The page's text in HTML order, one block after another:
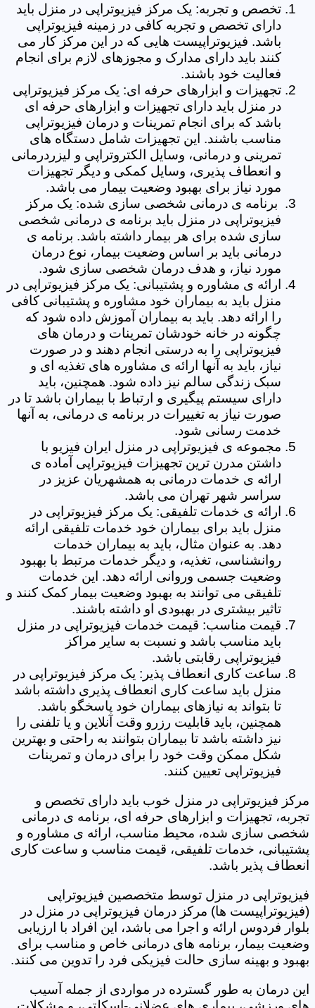
تخصص و تجربه: یک مرکز فیزیوتراپی در منزل باید
دارای تخصص و تجربه کافی در زمینه فیزیوتراپی
باشد. فیزیوتراپیست هایی که در این مرکز کار می
کنند باید دارای مدارک و مجوزهای لازم برای انجام
فعالیت خود باشند.
تجهیزات و ابزارهای حرفه ای: یک مرکز فیزیوتراپی
در منزل باید دارای تجهیزات و ابزارهای حرفه ای
باشد که برای انجام تمرینات و درمان فیزیوتراپی
مناسب باشند. این تجهیزات شامل دستگاه های
تمرینی و درمانی، وسایل الکتروتراپی و لیزردرمانی
و انعطاف پذیری، وسایل کمکی و دیگر تجهیزات
مورد نیاز برای بهبود وضعیت بیمار می باشد.
برنامه ی درمانی شخصی سازی شده: یک مرکز
فیزیوتراپی در منزل باید برنامه ی درمانی شخصی
سازی شده برای هر بیمار داشته باشد. برنامه ی
درمانی باید بر اساس وضعیت بیمار، نوع درمان
مورد نیاز، و هدف درمان شخصی سازی شود.
ارائه ی مشاوره و پشتیبانی: یک مرکز فیزیوتراپی در
منزل باید به بیماران خود مشاوره و پشتیبانی کافی
را ارائه دهد. باید به بیماران آموزش داده شود که
چگونه در خانه خودشان تمرینات و درمان های
فیزیوتراپی را به درستی انجام دهند و در صورت
نیاز، باید به آنها ارائه ی مشاوره های تغذیه ای و
سبک زندگی سالم نیز داده شود. همچنین، باید
دارای سیستم پیگیری و ارتباط با بیماران باشد تا در
صورت نیاز به تغییرات در برنامه ی درمانی، به آنها
خدمت رسانی شود.
مجموعه ی فیزیوتراپی در منزل ایران فیزیو با
داشتن مدرن ترین تجهیزات فیزیوتراپی آماده ی
ارائه ی خدمات درمانی به همشهریان عزیز در
سراسر شهر تهران می باشد.
ارائه ی خدمات تلفیقی: یک مرکز فیزیوتراپی در
منزل باید برای بیماران خود خدمات تلفیقی ارائه
دهد. به عنوان مثال، باید به بیماران خدمات
روانشناسی، تغذیه، و دیگر خدمات مرتبط با بهبود
وضعیت جسمی وروانی ارائه دهد. این خدمات
تلفیقی می توانند به بهبود وضعیت بیمار کمک کنند و
تاثیر بیشتری در بهبودی او داشته باشند.
قیمت مناسب: قیمت خدمات فیزیوتراپی در منزل
باید مناسب باشد و نسبت به سایر مراکز
فیزیوتراپی رقابتی باشد.
ساعت کاری انعطاف پذیر: یک مرکز فیزیوتراپی در
منزل باید ساعت کاری انعطاف پذیری داشته باشد
تا بتواند به نیازهای بیماران خود پاسخگو باشد.
همچنین، باید قابلیت رزرو وقت آنلاین و یا تلفنی را
نیز داشته باشد تا بیماران بتوانند به راحتی و بهترین
شکل ممکن وقت خود را برای درمان و تمرینات
فیزیوتراپی تعیین کنند.
مرکز فیزیوتراپی در منزل خوب باید دارای تخصص و
تجربه، تجهیزات و ابزارهای حرفه ای، برنامه ی درمانی
شخصی سازی شده، محیط مناسب، ارائه ی مشاوره و
پشتیبانی، خدمات تلفیقی، قیمت مناسب و ساعت کاری
انعطاف پذیر باشد.
فیزیوتراپی در منزل توسط متخصصین فیزیوتراپی
(فیزیوتراپیست ها) مرکز درمان فیزیوتراپی در منزل در
بلوار فردوس ارائه و اجرا می باشد، این افراد با ارزیابی
وضعیت بیمار، برنامه های درمانی خاص و مناسب برای
بهبود و بهینه سازی حالت فیزیکی فرد را تدوین می کنند.
این درمان به طور گسترده در مواردی از جمله آسیب